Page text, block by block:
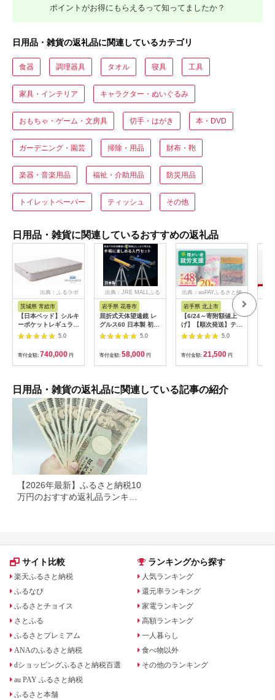
ポイントがお得にもらえるって知ってましたか？
日用品・雑貨の返礼品に関連しているカテゴリ
食器 調理器具 タオル 寝具 工具
家具・インテリア キャラクター・ぬいぐるみ
おもちゃ・ゲーム・文房具 切手・はがき 本・DVD
ガーデニング・園芸 掃除・用品 財布・鞄
楽器・音楽用品 福祉・介助用品 防災用品
トイレットペーパー ティッシュ その他
日用品・雑貨に関連しているおすすめの返礼品
出典：ふるラボ
茨城県 常総市
【日本ベッド】シルキ
ーポケットレギュラー
11334 シングル 日本
ベッド シルキーポケ
ットレギュラー シン
グル 通気性 ロングセ
ラー 放湿性 ※沖縄
5.0
寄付金額: 740,000 円
出典：JRE MALLふる
さと納税
岩手県 花巻市
屈折式天体望遠鏡 レ
グルス60 日本製 初心
者用 スマホ撮影 (カラ
ー：オレンジ）
【1835-2】
5.0
寄付金額: 58,000 円
出典：auPAYふるさと納
岩手県 北上市
【6/24～寄附額値上
げ】【順次発送】ティ
ッシュペーパー 20箱
＆ トイレットロール
(ダブル) 48個 福祉施
設支援 日用品 常備品
備蓄品 box ちり紙 テ
ィッシュ パルプ
100％ 無香料 1箱
5.0
寄付金額: 21,500 円
日用品・雑貨の返礼品に関連している記事の紹介
【2026年最新】ふるさと納税10
万円のおすすめ返礼品ランキン
サイト比較
楽天ふるさと納税
ふるなび
ふるさとチョイス
さとふる
ふるさとプレミアム
ANAのふるさと納税
dショッピングふるさと納税百選
au PAY ふるさと納税
ふるさと本舗
ランキングから探す
人気ランキング
還元率ランキング
家電ランキング
高額ランキング
一人暮らし
食べ物以外
その他のランキング